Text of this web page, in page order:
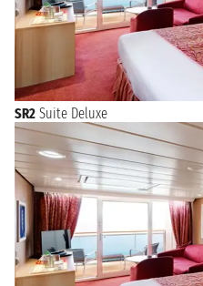
SR2 Suite Deluxe